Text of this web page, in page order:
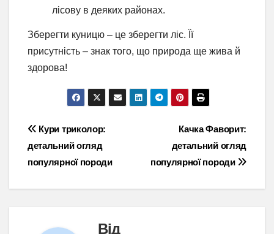
лісову в деяких районах.
Зберегти куницю – це зберегти ліс. Її
присутність – знак того, що природа ще жива й
здорова!
Навігація
записів
Качка Фаворит:
детальний огляд
популярної породи
Кури триколор:
детальний огляд
популярної породи
Від